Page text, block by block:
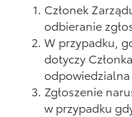
Członek
odbieranie
W przypadku,
dotyczy
odpowiedzialna
Zgłoszenie
w przypadku